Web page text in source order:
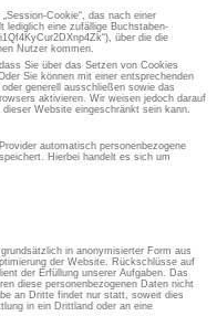
Cookie“, das nach einer
lediglich eine zufällige Buchstaben-
über die die
Nutzer kommen.
Sie über das Setzen von Cookies
Sie können mit einer entsprechenden
generell ausschließen sowie das
aktivieren. Wir weisen jedoch darauf
Website eingeschränkt sein kann.
automatisch personenbezogene
Hierbei handelt es sich um
in anonymisierter Form aus
der Website. Rückschlüsse auf
der Erfüllung unserer Aufgaben. Das
diese personenbezogenen Daten nicht
an Dritte findet nur statt, soweit dies
in ein Drittland oder an eine